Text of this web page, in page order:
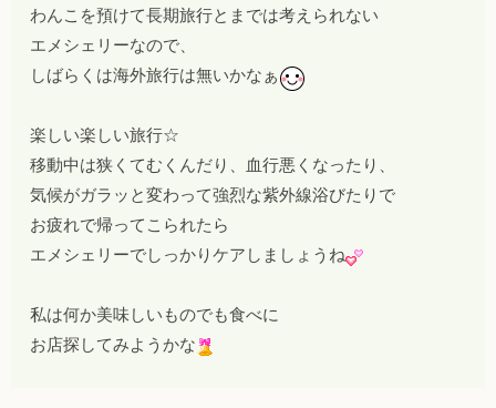
わんこを預けて長期旅行とまでは考えられない
エメシェリーなので、
しばらくは海外旅行は無いかなぁ
楽しい楽しい旅行☆
移動中は狭くてむくんだり、血行悪くなったり、
気候がガラッと変わって強烈な紫外線浴びたりで
お疲れで帰ってこられたら
エメシェリーでしっかりケアしましょうね
私は何か美味しいものでも食べに
お店探してみようかな